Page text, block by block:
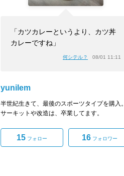
「カツカレーというより、カツ丼
カレーですね」
何シテル？ 08/01 11:11
yunilem
半世紀生きて、最後のスポーツタイプを購入。
サーキットや改造は、卒業してます。
15 フォロー 16 フォロワー